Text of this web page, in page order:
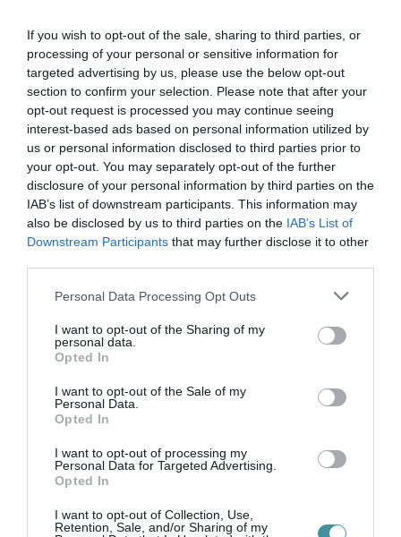
If you wish to opt-out of the sale, sharing to third parties, or
processing of your personal or sensitive information for
targeted advertising by us, please use the below opt-out
section to confirm your selection. Please note that after your
opt-out request is processed you may continue seeing
interest-based ads based on personal information utilized by
us or personal information disclosed to third parties prior to
your opt-out. You may separately opt-out of the further
disclosure of your personal information by third parties on the
IAB’s list of downstream participants. This information may
also be disclosed by us to third parties on the IAB’s List of
Downstream Participants that may further disclose it to other
Please note that this website/app uses one or more Google
not limited to your visit or usage behaviour. You may click to
grant or deny consent to Google and its third-party tags to
use your data for below specified purposes in below Google
consent section.
Personal Data Processing Opt Outs
I want to opt-out of the Sharing of my
personal data.
Opted In
I want to opt-out of the Sale of my
Personal Data.
Opted In
I want to opt-out of processing my
Personal Data for Targeted Advertising.
Opted In
I want to opt-out of Collection, Use,
Retention, Sale, and/or Sharing of my
Az LMP társelnöke azt mondta, hogy ők is
észlelik az új veszélyhelyzetet, azonban
meggyőződésük szerint a szükségállapot
jelenlegi alkotmánybéli szabályozása kínál
mozgásteret arra, hogy terrorcselekmények
esetén a honvédség segítse a rendőrség
munkáját.
Mint mondta, azért ment el a megbeszélésre,
emberek biztonsága, ezért minden erről szóló
egyeztetésen részt vesz. Hozzátette: pártja
nyitott a további tárgyalásokra az alaptörvény
módosításáról.
Ne maradjon le a legfrissebb hírekről, kövessen